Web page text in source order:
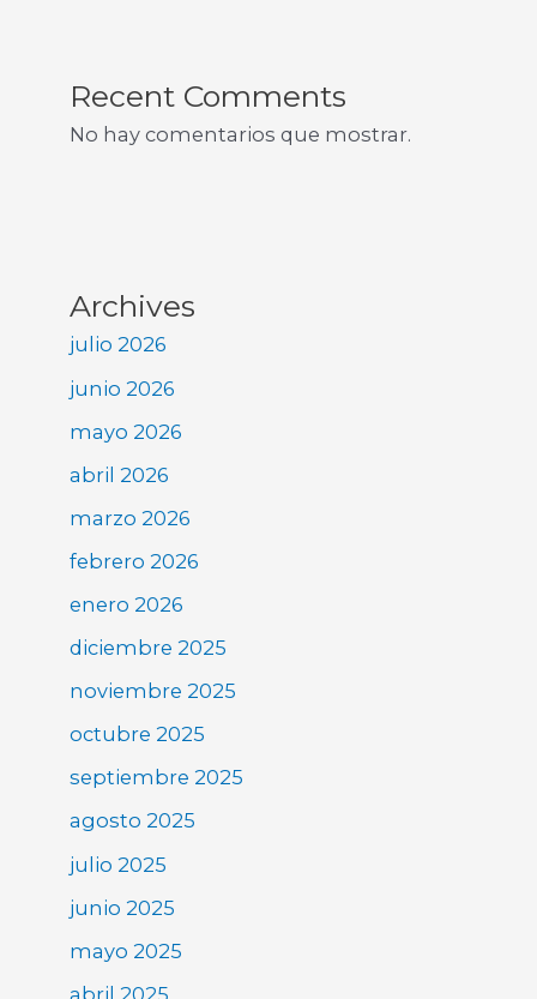
Recent Comments
No hay comentarios que mostrar.
Archives
julio 2026
junio 2026
mayo 2026
abril 2026
marzo 2026
febrero 2026
enero 2026
diciembre 2025
noviembre 2025
octubre 2025
septiembre 2025
agosto 2025
julio 2025
junio 2025
mayo 2025
abril 2025